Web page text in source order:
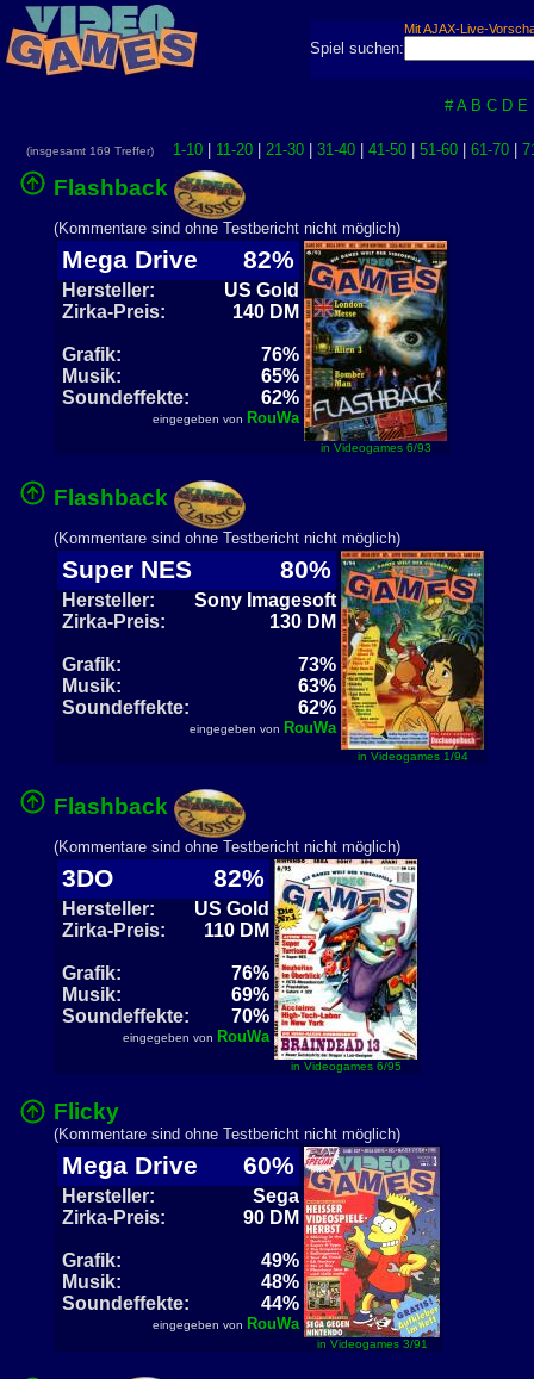
Mit AJAX-Live-
Spiel suchen:
# A B C D E
(insgesamt 169 Treffer) 1-10| 11-20| 21-30| 31-40| 41-50| 51-60| 61-70|
Flashback
(Kommentare sind ohne Testbericht nicht möglich)
Mega Drive 82%
Hersteller:
US Gold
Zirka-Preis:
140 DM
Grafik:
76%
Musik:
65%
Soundeffekte:
62%
eingegeben von RouWa
in Videogames 6/93
Flashback
(Kommentare sind ohne Testbericht nicht möglich)
Super NES 80%
Hersteller:
Sony Imagesoft
Zirka-Preis:
130 DM
Grafik:
73%
Musik:
63%
Soundeffekte:
62%
eingegeben von RouWa
in Videogames 1/94
Flashback
(Kommentare sind ohne Testbericht nicht möglich)
3DO 82%
Hersteller:
US Gold
Zirka-Preis:
110 DM
Grafik:
76%
Musik:
69%
Soundeffekte:
70%
eingegeben von RouWa
in Videogames 6/95
Flicky
(Kommentare sind ohne Testbericht nicht möglich)
Mega Drive 60%
Hersteller:
Sega
Zirka-Preis:
90 DM
Grafik:
49%
Musik:
48%
Soundeffekte:
44%
eingegeben von RouWa
in Videogames 3/91